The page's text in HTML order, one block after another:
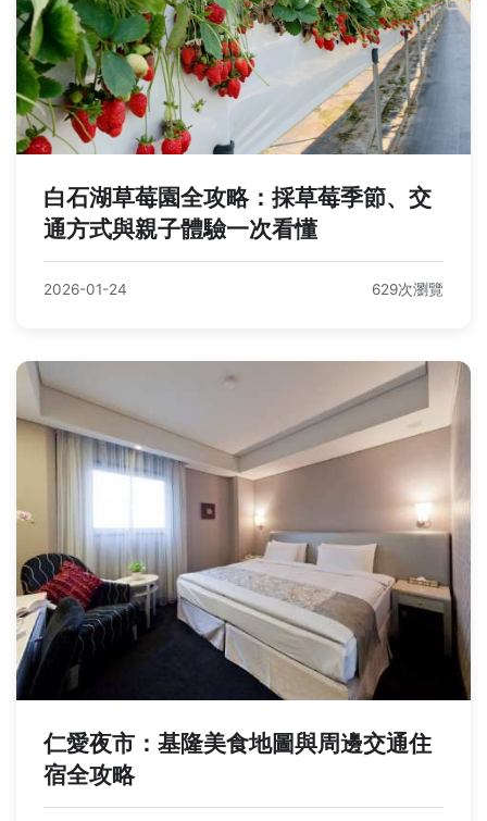
白石湖草莓園全攻略：採草莓季節、交
通方式與親子體驗一次看懂
2026-01-24 629次瀏覽
仁愛夜市：基隆美食地圖與周邊交通住
宿全攻略